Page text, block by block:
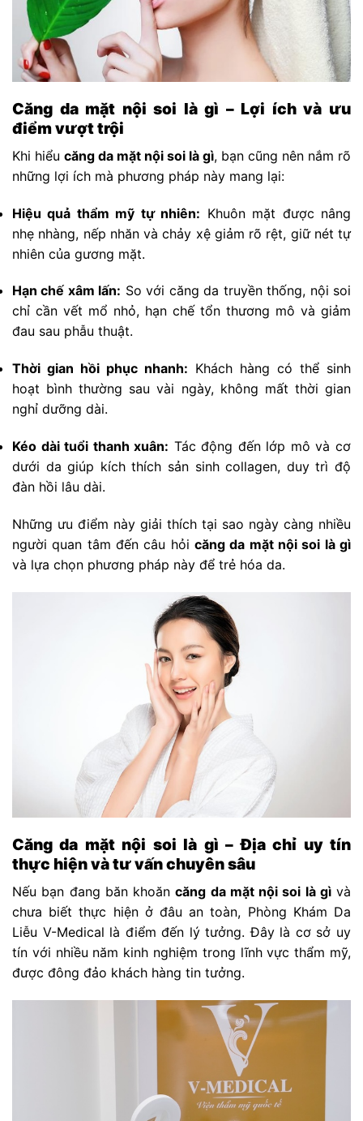
Căng da mặt nội soi là gì – Lợi ích và ưu
điểm vượt trội
Khi hiểu căng da mặt nội soi là gì, bạn cũng nên nắm rõ
những lợi ích mà phương pháp này mang lại:
Hiệu quả thẩm mỹ tự nhiên: Khuôn mặt được nâng
nhẹ nhàng, nếp nhăn và chảy xệ giảm rõ rệt, giữ nét tự
nhiên của gương mặt.
Hạn chế xâm lấn: So với căng da truyền thống, nội soi
chỉ cần vết mổ nhỏ, hạn chế tổn thương mô và giảm
đau sau phẫu thuật.
Thời gian hồi phục nhanh: Khách hàng có thể sinh
hoạt bình thường sau vài ngày, không mất thời gian
nghỉ dưỡng dài.
Kéo dài tuổi thanh xuân: Tác động đến lớp mô và cơ
dưới da giúp kích thích sản sinh collagen, duy trì độ
đàn hồi lâu dài.
Những ưu điểm này giải thích tại sao ngày càng nhiều
người quan tâm đến câu hỏi căng da mặt nội soi là gì
và lựa chọn phương pháp này để trẻ hóa da.
Căng da mặt nội soi là gì – Địa chỉ uy tín
thực hiện và tư vấn chuyên sâu
Nếu bạn đang băn khoăncăng da mặt nội soi là gìvà
chưa biết thực hiện ở đâu an toàn, Phòng Khám Da
Liễu V-Medical là điểm đến lý tưởng. Đây là cơ sở uy
tín với nhiều năm kinh nghiệm trong lĩnh vực thẩm mỹ,
được đông đảo khách hàng tin tưởng.